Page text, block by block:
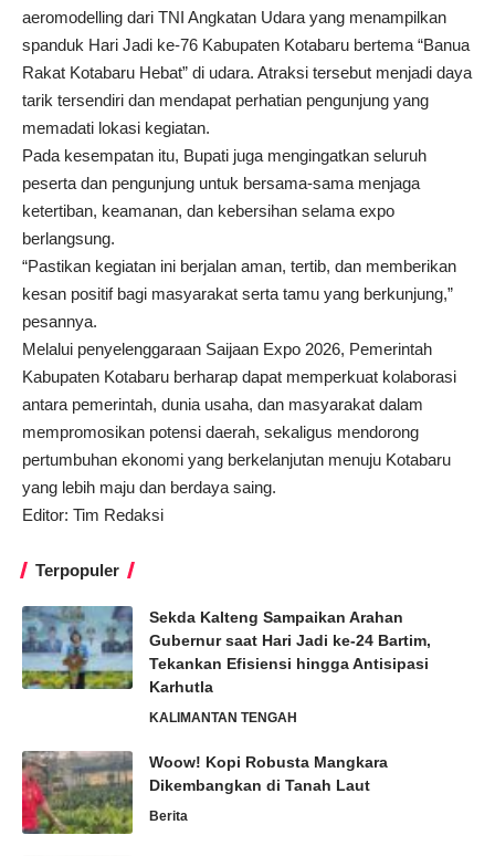
aeromodelling dari TNI Angkatan Udara yang menampilkan
spanduk Hari Jadi ke-76 Kabupaten Kotabaru bertema “Banua
Rakat Kotabaru Hebat” di udara. Atraksi tersebut menjadi daya
tarik tersendiri dan mendapat perhatian pengunjung yang
memadati lokasi kegiatan.
Pada kesempatan itu, Bupati juga mengingatkan seluruh
peserta dan pengunjung untuk bersama-sama menjaga
ketertiban, keamanan, dan kebersihan selama expo
berlangsung.
“Pastikan kegiatan ini berjalan aman, tertib, dan memberikan
kesan positif bagi masyarakat serta tamu yang berkunjung,”
pesannya.
Melalui penyelenggaraan Saijaan Expo 2026, Pemerintah
Kabupaten Kotabaru berharap dapat memperkuat kolaborasi
antara pemerintah, dunia usaha, dan masyarakat dalam
mempromosikan potensi daerah, sekaligus mendorong
pertumbuhan ekonomi yang berkelanjutan menuju Kotabaru
yang lebih maju dan berdaya saing.
Editor: Tim Redaksi
Terpopuler
Sekda Kalteng Sampaikan Arahan
Gubernur saat Hari Jadi ke-24 Bartim,
Tekankan Efisiensi hingga Antisipasi
Karhutla
KALIMANTAN TENGAH
Woow! Kopi Robusta Mangkara
Dikembangkan di Tanah Laut
Berita